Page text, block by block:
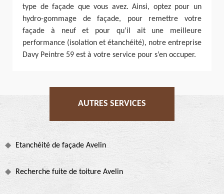
type de façade que vous avez. Ainsi, optez pour un
hydro-gommage de façade, pour remettre votre
façade à neuf et pour qu’il ait une meilleure
performance (isolation et étanchéité), notre entreprise
Davy Peintre 59 est à votre service pour s’en occuper.
AUTRES SERVICES
Etanchéité de façade Avelin
Recherche fuite de toiture Avelin